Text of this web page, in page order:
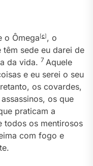
o Ômega[c], o
sede eu darei de
da vida. 7 Aquele
e eu serei o seu
os covardes,
os que
praticam a
todos os mentirosos
com fogo e